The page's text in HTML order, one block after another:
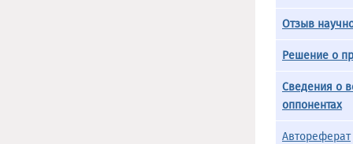
Отзыв
Решение о
Сведения о
оппонентах
Автореферат